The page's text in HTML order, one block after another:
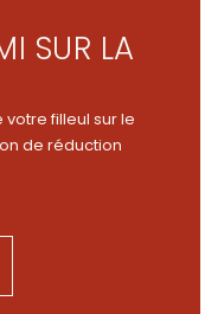
SUR LA
filleul sur le
de réduction